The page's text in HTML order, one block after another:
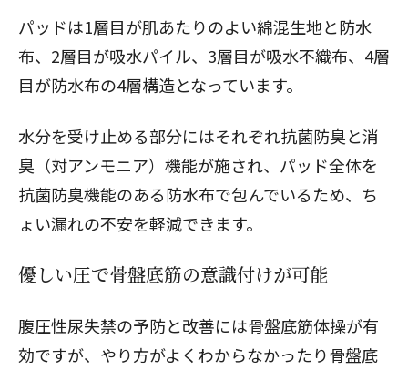
パッドは1層目が肌あたりのよい綿混生地と防水
布、2層目が吸水パイル、3層目が吸水不織布、4層
目が防水布の4層構造となっています。
水分を受け止める部分にはそれぞれ抗菌防臭と消
臭（対アンモニア）機能が施され、パッド全体を
抗菌防臭機能のある防水布で包んでいるため、ち
ょい漏れの不安を軽減できます。
優しい圧で骨盤底筋の意識付けが可能
腹圧性尿失禁の予防と改善には骨盤底筋体操が有
効ですが、やり方がよくわからなかったり骨盤底